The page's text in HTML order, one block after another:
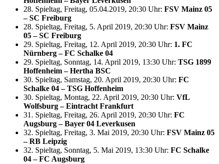
28. Spieltag, Freitag, 05.04.2019, 20:30 Uhr: FSV Mainz 05
– SC Freiburg
28. Spieltag, Freitag, 5. April 2019, 20:30 Uhr: FSV Mainz
05 – SC Freiburg
29. Spieltag, Freitag, 12. April 2019, 20:30 Uhr: 1. FC
Nürnberg – FC Schalke 04
29. Spieltag, Sonntag, 14. April 2019, 13:30 Uhr: TSG 1899
Hoffenheim – Hertha BSC
30. Spieltag, Samstag, 20. April 2019, 20:30 Uhr: FC
Schalke 04 – TSG Hoffenheim
30. Spieltag, Montag, 22. April 2019, 20:30 Uhr: VfL
Wolfsburg – Eintracht Frankfurt
31. Spieltag, Freitag, 26. April 2019, 20:30 Uhr: FC
Augsburg – Bayer 04 Leverkusen
32. Spieltag, Freitag, 3. Mai 2019, 20:30 Uhr: FSV Mainz 05
– RB Leipzig
32. Spieltag, Sonntag, 5. Mai 2019, 13:30 Uhr: FC Schalke
04 – FC Augsburg